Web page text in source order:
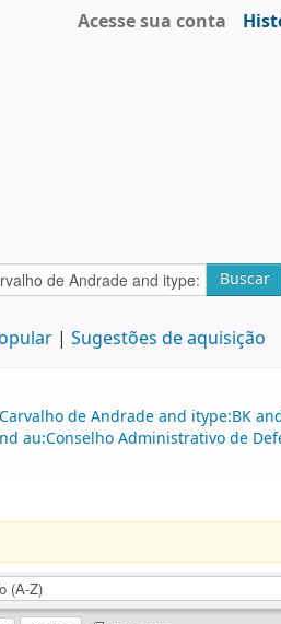
Acesse sua conta
Buscar
Sugestões de aquisição
de Andrade and itype:BK
au:Conselho Administrativo de